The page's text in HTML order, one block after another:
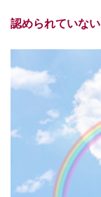
認められていない